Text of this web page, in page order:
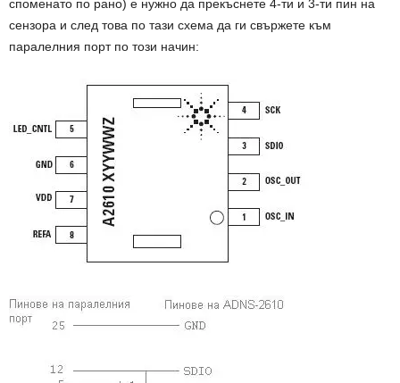
споменато по рано) е нужно да прекъснете 4-ти и 3-ти пин на
сензора и след това по тази схема да ги свържете към
паралелния порт по този начин: